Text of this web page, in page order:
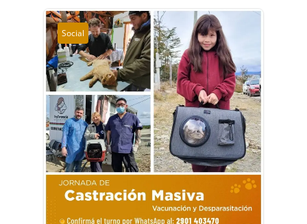
Social